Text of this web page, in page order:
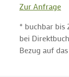
Zur Anfrage
* buchbar bis
bei
Bezug auf